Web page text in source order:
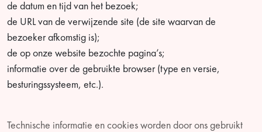
de datum en tijd van het bezoek;
de URL van de verwijzende site (de site waarvan de
bezoeker afkomstig is);
de op onze website bezochte pagina’s;
informatie over de gebruikte browser (type en versie,
besturingssysteem, etc.).
Technische informatie en cookies worden door ons gebruikt